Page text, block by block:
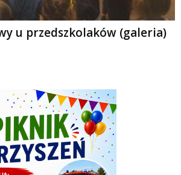
u przedszkolaków (galeria)